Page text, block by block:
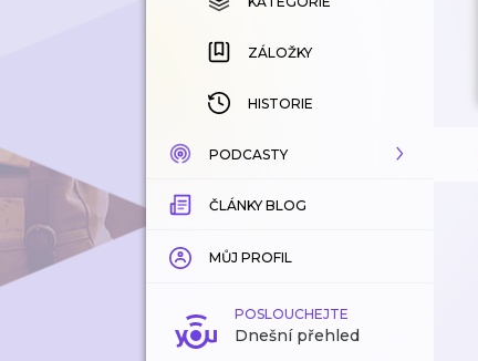
ZÁLOŽKY
HISTORIE
PODCASTY
KATALOG
KATEGORIE
ZÁLOŽKY
ČLÁNKY BLOG
MŮJ PROFIL
POSLOUCHEJTE
Dnešní přehled